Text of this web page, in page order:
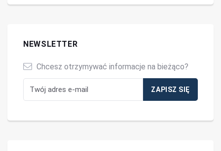
NEWSLETTER
Chcesz otrzymywać informacje na bieżąco?